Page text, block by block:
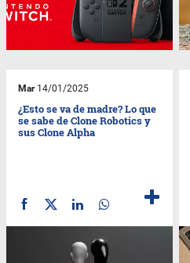
Mar14/01/2025
¿Esto se va de madre? Lo que
se sabe de Clone Robotics y
sus Clone Alpha